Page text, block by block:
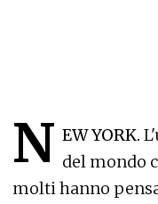
N EW YORK.
del mondo
molti hanno